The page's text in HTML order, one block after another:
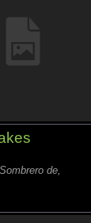
de,